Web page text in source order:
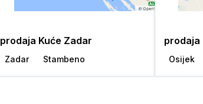
prodaja Kuće Zadar
Zadar Stambeno
prodaja
Osijek